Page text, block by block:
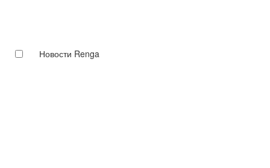
Новости Renga